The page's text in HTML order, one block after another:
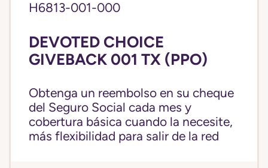
H6813-001-000
DEVOTED CHOICE
GIVEBACK 001 TX (PPO)
Obtenga un reembolso en su cheque
del Seguro Social cada mes y
cobertura básica cuando la necesite,
más flexibilidad para salir de la red